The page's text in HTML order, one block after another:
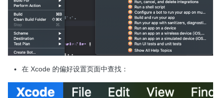
在 Xcode 的偏好设置页面中查找：